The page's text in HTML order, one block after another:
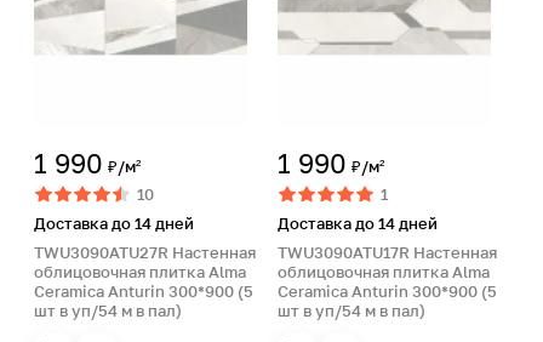
1 990 ₽/м²
10
Доставка до 14 дней
TWU3090ATU27R Настенная
облицовочная плитка Alma
Ceramica Anturin 300*900 (5
шт в уп/54 м в пал)
1 990 ₽/м²
1
Доставка до 14 дней
TWU3090ATU17R Настенная
облицовочная плитка Alma
Ceramica Anturin 300*900 (5
шт в уп/54 м в пал)